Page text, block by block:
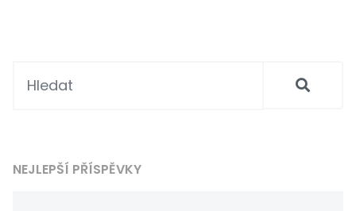
NEJLEPŠÍ PŘÍSPĚVKY